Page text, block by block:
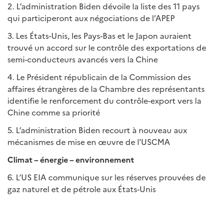
2. L’administration Biden dévoile la liste des 11 pays
qui participeront aux négociations de l’APEP
3. Les États-Unis, les Pays-Bas et le Japon auraient
trouvé un accord sur le contrôle des exportations de
semi-conducteurs avancés vers la Chine
4. Le Président républicain de la Commission des
affaires étrangères de la Chambre des représentants
identifie le renforcement du contrôle-export vers la
Chine comme sa priorité
5. L’administration Biden recourt à nouveau aux
mécanismes de mise en œuvre de l’USCMA
Climat – énergie – environnement
6. L’US EIA communique sur les réserves prouvées de
gaz naturel et de pétrole aux États-Unis